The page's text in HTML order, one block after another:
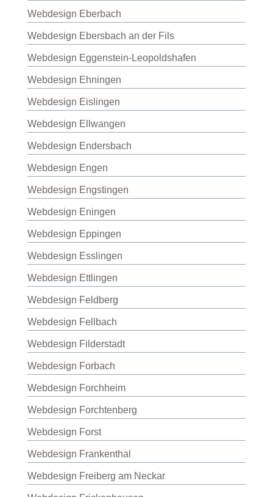
Webdesign Eberbach
Webdesign Ebersbach an der Fils
Webdesign Eggenstein-Leopoldshafen
Webdesign Ehningen
Webdesign Eislingen
Webdesign Ellwangen
Webdesign Endersbach
Webdesign Engen
Webdesign Engstingen
Webdesign Eningen
Webdesign Eppingen
Webdesign Esslingen
Webdesign Ettlingen
Webdesign Feldberg
Webdesign Fellbach
Webdesign Filderstadt
Webdesign Forbach
Webdesign Forchheim
Webdesign Forchtenberg
Webdesign Forst
Webdesign Frankenthal
Webdesign Freiberg am Neckar